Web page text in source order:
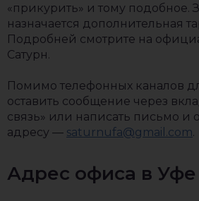
«прикурить» и тому подобное.
назначается дополнительная
Подробней смотрите на
Сатурн.
Помимо телефонных каналов
оставить сообщение через
связь» или написать письмо и
адресу — saturnufa@gmail.com.
Адрес офиса в Уфе